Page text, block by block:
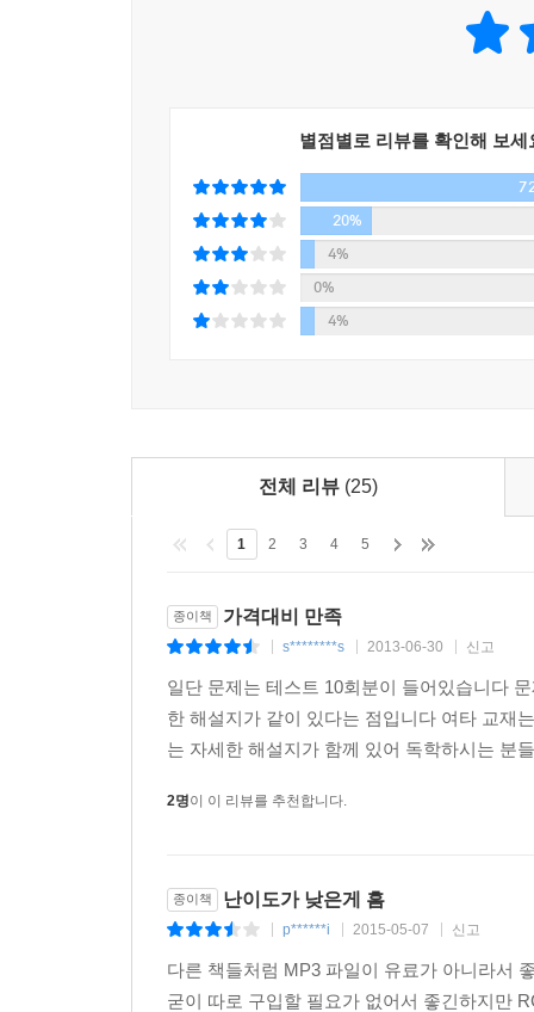
에서 부가서비스를 제공하고 있다. MP3 파일
“토익 출제기관 ETS가 최초로 선보이는 10세트 공
현재 전 세계적으로 해마다 약 600만 명 이상이
있는 비영리 자격시험 주관단체인
별점별로 리뷰를 확인해 보세
20%
4%
0%
4%
전체 리뷰 (25)
1 2 3 4 5
종이책 가격대비 만족
s********s 2013-06-30 신고
일단 문제는 테스트 10회분이 들어있습니다
한 해설지가 같이 있다는 점입니다 여타 교재
는 자세한 해설지가 함께 있어 독학하시는 분
2명이 이 리뷰를 추천합니다.
종이책 난이도가 낮은게 흠
p******i 2015-05-07 신고
다른 책들처럼 MP3 파일이 유료가 아니라서
굳이 따로 구입할 필요가 없어서 좋긴하지만